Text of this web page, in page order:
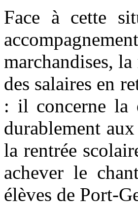
Face à cette
marchandises,
des salaires en
: il concerne la
durablement
la rentrée
achever le
élèves de Port-